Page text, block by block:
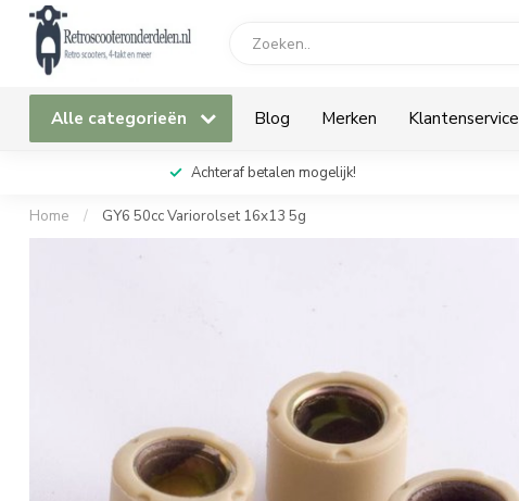
Alle categorieën Blog Merken Klantenservice
Achteraf betalen mogelijk!
Home / GY6 50cc Variorolset 16x13 5g